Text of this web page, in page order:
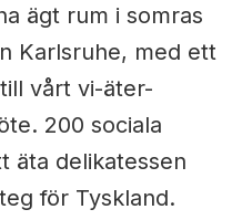
ägt rum i somras
Karlsruhe, med ett
vårt vi-äter-
200 sociala
äta delikatessen
för Tyskland.